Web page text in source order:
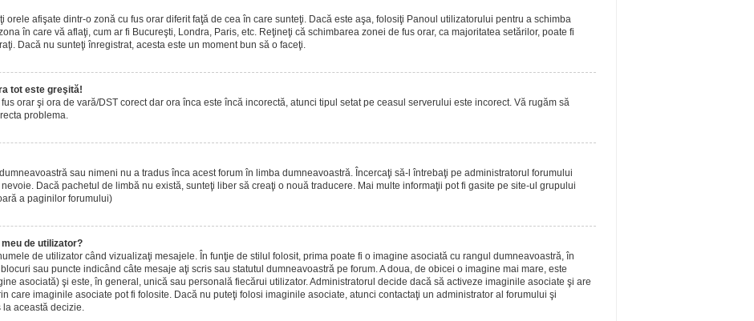
orele afişate dintr-o zonă cu fus orar diferit faţă de cea în care sunteţi. Dacă este aşa, folosiţi Panoul utilizatorului pentru a schimba
în care vă aflaţi, cum ar fi Bucureşti, Londra, Paris, etc. Reţineţi că schimbarea zonei de fus orar, ca majoritatea setărilor, poate fi
Dacă nu sunteţi înregistrat, acesta este un moment bun să o faceţi.
tot este greşită!
orar şi ora de vară/DST corect dar ora înca este încă incorectă, atunci tipul setat pe ceasul serverului este incorect. Vă rugăm să
problema.
sau nimeni nu a tradus înca acest forum în limba dumneavoastră. Încercaţi să-l întrebaţi pe administratorul forumului
Dacă pachetul de limbă nu există, sunteţi liber să creaţi o nouă traducere. Mai multe informaţii pot fi gasite pe site-ul grupului
a paginilor forumului)
de utilizator?
de utilizator când vizualizaţi mesajele. În funţie de stilul folosit, prima poate fi o imagine asociată cu rangul dumneavoastră, în
sau puncte indicând câte mesaje aţi scris sau statutul dumneavoastră pe forum. A doua, de obicei o imagine mai mare, este
asociată) şi este, în general, unică sau personală fiecărui utilizator. Administratorul decide dacă să activeze imaginile asociate şi are
care imaginile asociate pot fi folosite. Dacă nu puteţi folosi imaginile asociate, atunci contactaţi un administrator al forumului şi
această decizie.